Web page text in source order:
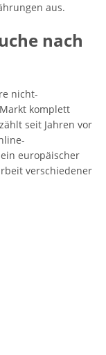
aus.
nach
nicht-
komplett
zählt seit Jahren vor
europäischer
verschiedener